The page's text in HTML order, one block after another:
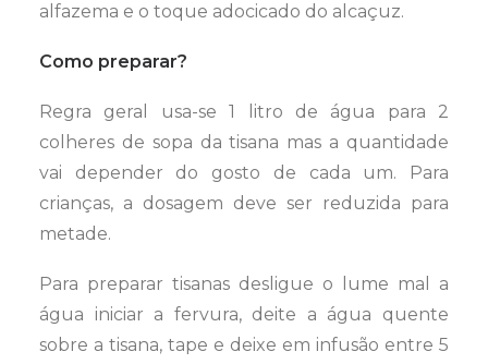
alfazema e o toque adocicado do alcaçuz.
Como preparar?
Regra geral usa-se 1 litro de água para 2
colheres de sopa da tisana mas a quantidade
vai depender do gosto de cada um. Para
crianças, a dosagem deve ser reduzida para
metade.
Para preparar tisanas desligue o lume mal a
água iniciar a fervura, deite a água quente
sobre a tisana, tape e deixe em infusão entre 5